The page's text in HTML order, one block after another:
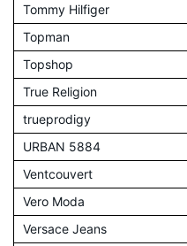
Tommy Hilfiger
Topman
Topshop
True Religion
trueprodigy
URBAN 5884
Ventcouvert
Vero Moda
Versace Jeans